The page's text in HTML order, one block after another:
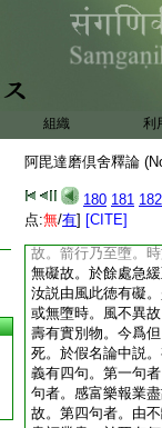
組織 利
阿毘達磨倶舍釋論
180 181 182
点:無/有] [CITE]
以業爲持。勿執諸
爾此暖應以業爲持
於無色界識應無持
4
君
從始至終皆是果報
爲持。我亦説此不
壽是何法是。三界
故。此聚同分。速
量時。是聚同分。
如稻等所引熟時。
人執。有別徳名速
故。箭行乃至墮。
無礙故。於餘處急
汝説由風此徳有礙
或無墮時。風不異
壽有實別物。今爲
死。於假名論中説
義有四句。第一句
句者。感富樂報業
故。第四句者。由